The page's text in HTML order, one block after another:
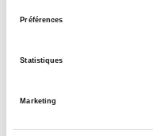
Préférences
Statistiques
Marketing